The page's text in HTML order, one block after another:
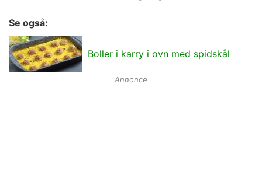
Se også:
Boller i karry i ovn med spidskål
Annonce